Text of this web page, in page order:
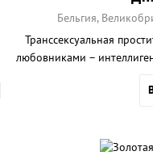
Бельгия,
Транссексуальная
любовниками –
актриса-